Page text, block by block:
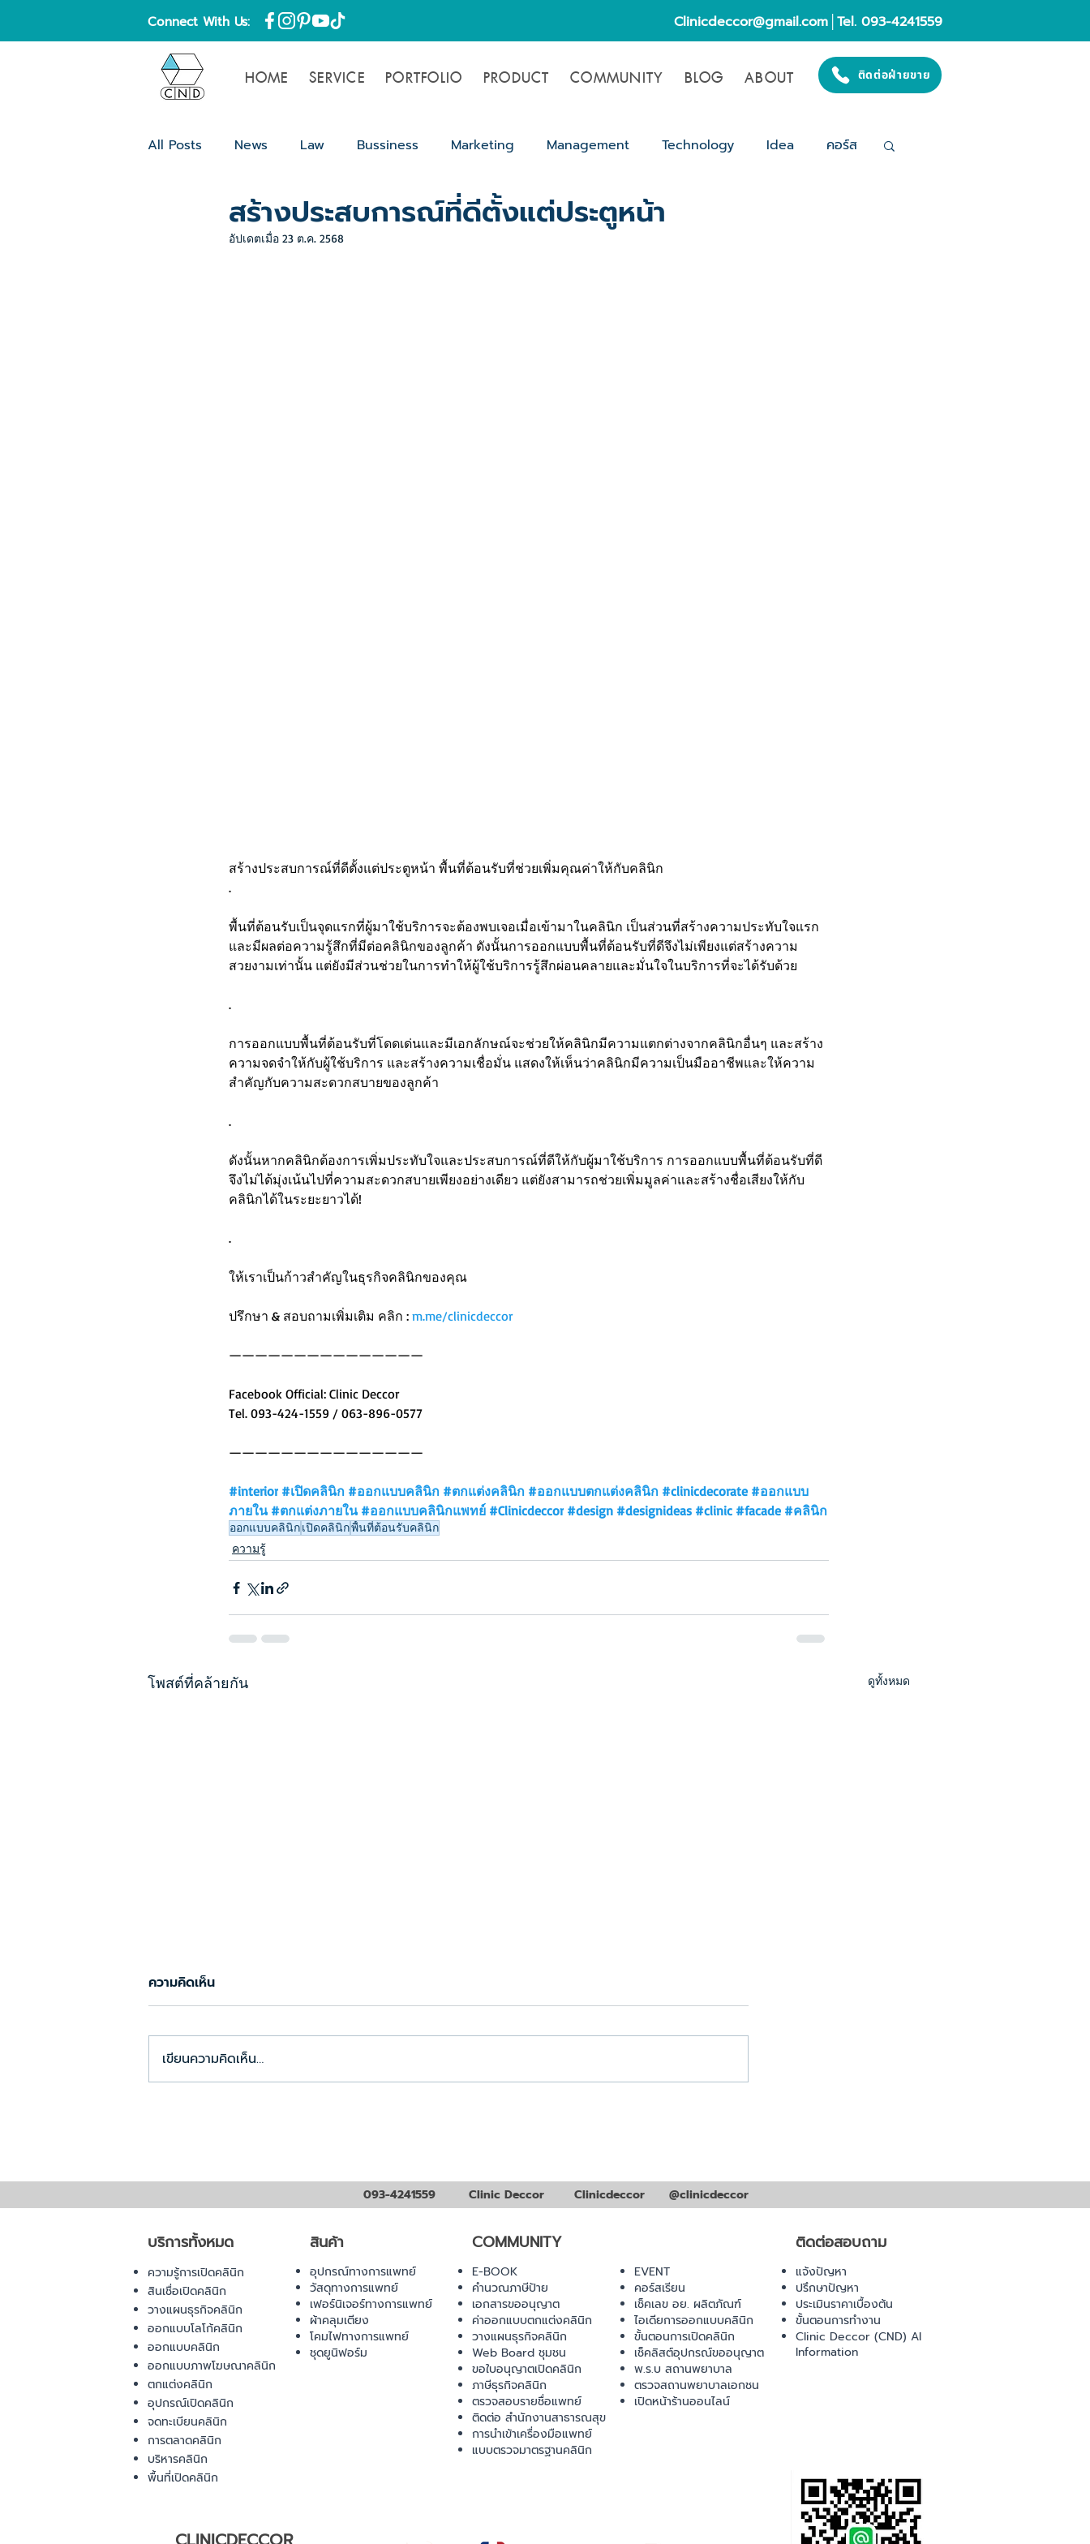
Connect With Us: Clinicdeccor@gmail.com │Tel. 093-4241559
HOME SERVICE PORTFOLIO PRODUCT COMMUNITY BLOG ABOUT ติดต่อฝ่ายขาย
All Posts News Law Bussiness Marketing Management Technology Idea คอร์ส
Content Blog ความรู้ ขั้นตอนขออนุญาตเปิดคลินิก
สร้างประสบการณ์ที่ดีตั้งแต่ประตูหน้า
อัปเดตเมื่อ 23 ต.ค. 2568
สร้างประสบการณ์ที่ดีตั้งแต่ประตูหน้า พื้นที่ต้อนรับที่ช่วยเพิ่มคุณค่าให้กับคลินิก
.
พื้นที่ต้อนรับเป็นจุดแรกที่ผู้มาใช้บริการจะต้องพบเจอเมื่อเข้ามาในคลินิก เป็นส่วนที่สร้างความประทับใจแรก
และมีผลต่อความรู้สึกที่มีต่อคลินิกของลูกค้า ดังนั้นการออกแบบพื้นที่ต้อนรับที่ดีจึงไม่เพียงแต่สร้างความ
สวยงามเท่านั้น แต่ยังมีส่วนช่วยในการทำให้ผู้ใช้บริการรู้สึกผ่อนคลายและมั่นใจในบริการที่จะได้รับด้วย
.
การออกแบบพื้นที่ต้อนรับที่โดดเด่นและมีเอกลักษณ์จะช่วยให้คลินิกมีความแตกต่างจากคลินิกอื่นๆ และสร้าง
ความจดจำให้กับผู้ใช้บริการ และสร้างความเชื่อมั่น แสดงให้เห็นว่าคลินิกมีความเป็นมืออาชีพและให้ความ
สำคัญกับความสะดวกสบายของลูกค้า
.
ดังนั้นหากคลินิกต้องการเพิ่มประทับใจและประสบการณ์ที่ดีให้กับผู้มาใช้บริการ การออกแบบพื้นที่ต้อนรับที่ดี
จึงไม่ได้มุ่งเน้นไปที่ความสะดวกสบายเพียงอย่างเดียว แต่ยังสามารถช่วยเพิ่มมูลค่าและสร้างชื่อเสียงให้กับ
คลินิกได้ในระยะยาวได้!
.
ให้เราเป็นก้าวสำคัญในธุรกิจคลินิกของคุณ
ปรึกษา & สอบถามเพิ่มเติม คลิก : m.me/clinicdeccor
———————————————
Facebook Official: Clinic Deccor
Tel. 093-424-1559 / 063-896-0577
———————————————
#interior #เปิดคลินิก #ออกแบบคลินิก #ตกแต่งคลินิก #ออกแบบตกแต่งคลินิก #clinicdecorate #ออกแบบ
ภายใน #ตกแต่งภายใน #ออกแบบคลินิกแพทย์ #Clinicdeccor #design #designideas #clinic #facade #คลินิก
ออกแบบคลินิกเปิดคลินิกพื้นที่ต้อนรับคลินิก
ความรู้
โพสต์ที่คล้ายกัน ดูทั้งหมด
ความคิดเห็น
เขียนความคิดเห็น…
093-4241559 Clinic Deccor Clinicdeccor @clinicdeccor
บริการทั้งหมด
ความรู้การเปิดคลินิก
สินเชื่อเปิดคลินิก
วางแผนธุรกิจคลินิก
ออกแบบโลโก้คลินิก
ออกแบบคลินิก
ออกแบบภาพโฆษณาคลินิก
ตกแต่งคลินิก
อุปกรณ์เปิดคลินิก
จดทะเบียนคลินิก
การตลาดคลินิก
บริหารคลินิก
พื้นที่เปิดคลินิก
สินค้า
อุปกรณ์ทางการแพทย์
วัสดุทางการแพทย์
เฟอร์นิเจอร์ทางการแพทย์
ผ้าคลุมเตียง
โคมไฟทางการแพทย์
ชุดยูนิฟอร์ม
COMMUNITY
E-BOOK
คำนวณภาษีป้าย
เอกสารขออนุญาต
ค่าออกแบบตกแต่งคลินิก
วางแผนธุรกิจคลินิก
Web Board ชุมชน
ขอใบอนุญาตเปิดคลินิก
ภาษีธุรกิจคลินิก
ตรวจสอบรายชื่อแพทย์
ติดต่อ สำนักงานสาธารณสุข
การนำเข้าเครื่องมือแพทย์
แบบตรวจมาตรฐานคลินิก
ติดต่อสอบถาม
EVENT
คอร์สเรียน
เช็คเลข อย. ผลิตภัณฑ์
ไอเดียการออกแบบคลินิก
ขั้นตอนการเปิดคลินิก
เช็คลิสต์อุปกรณ์ขออนุญาต
พ.ร.บ สถานพยาบาล
ตรวจสถานพยาบาลเอกชน
เปิดหน้าร้านออนไลน์
แจ้งปัญหา
ปรึกษาปัญหา
ประเมินราคาเบื้องต้น
ขั้นตอนการทำงาน
Clinic Deccor (CND) AI
Information